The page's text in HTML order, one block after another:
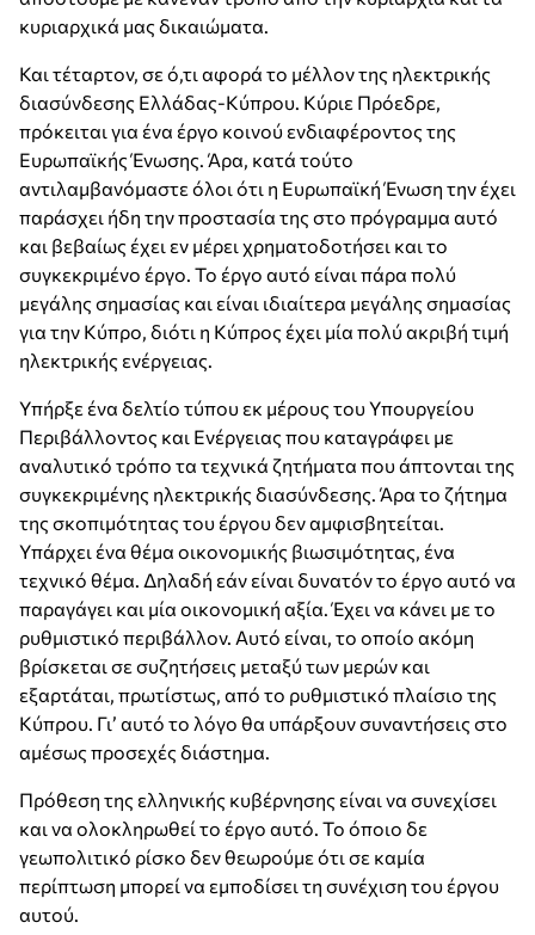
κυριαρχικά μας δικαιώματα.
Και τέταρτον, σε ό,τι αφορά το μέλλον της ηλεκτρικής
διασύνδεσης Ελλάδας-Κύπρου. Κύριε Πρόεδρε,
πρόκειται για ένα έργο κοινού ενδιαφέροντος της
Ευρωπαϊκής Ένωσης. Άρα, κατά τούτο
αντιλαμβανόμαστε όλοι ότι η Ευρωπαϊκή Ένωση την έχει
παράσχει ήδη την προστασία της στο πρόγραμμα αυτό
και βεβαίως έχει εν μέρει χρηματοδοτήσει και το
συγκεκριμένο έργο. Το έργο αυτό είναι πάρα πολύ
μεγάλης σημασίας και είναι ιδιαίτερα μεγάλης σημασίας
για την Κύπρο, διότι η Κύπρος έχει μία πολύ ακριβή τιμή
ηλεκτρικής ενέργειας.
Υπήρξε ένα δελτίο τύπου εκ μέρους του Υπουργείου
Περιβάλλοντος και Ενέργειας που καταγράφει με
αναλυτικό τρόπο τα τεχνικά ζητήματα που άπτονται της
συγκεκριμένης ηλεκτρικής διασύνδεσης. Άρα το ζήτημα
της σκοπιμότητας του έργου δεν αμφισβητείται.
Υπάρχει ένα θέμα οικονομικής βιωσιμότητας, ένα
τεχνικό θέμα. Δηλαδή εάν είναι δυνατόν το έργο αυτό να
παραγάγει και μία οικονομική αξία. Έχει να κάνει με το
ρυθμιστικό περιβάλλον. Αυτό είναι, το οποίο ακόμη
βρίσκεται σε συζητήσεις μεταξύ των μερών και
εξαρτάται, πρωτίστως, από το ρυθμιστικό πλαίσιο της
Κύπρου. Γι’ αυτό το λόγο θα υπάρξουν συναντήσεις στο
αμέσως προσεχές διάστημα.
Πρόθεση της ελληνικής κυβέρνησης είναι να συνεχίσει
και να ολοκληρωθεί το έργο αυτό. Το όποιο δε
γεωπολιτικό ρίσκο δεν θεωρούμε ότι σε καμία
περίπτωση μπορεί να εμποδίσει τη συνέχιση του έργου
αυτού.